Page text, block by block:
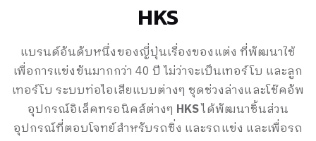
HKS
แบรนด์อันดับหนึ่งของญี่ปุ่นเรื่องของแต่ง ที่พัฒนาใช้
เพื่อการแข่งขันมากกว่า 40 ปี ไม่ว่าจะเป็นเทอร์โบ และลูก
เทอร์โบ ระบบท่อไอเสียแบบต่างๆ ชุดช่วงล่างและโช๊คอัพ
อุปกรณ์อิเล็คทรอนิคส์ต่างๆ HKSได้พัฒนาชิ้นส่วน
อุปกรณ์ที่ตอบโจทย์สำหรับรถซิ่ง และรถแข่ง และเพื่อรถ